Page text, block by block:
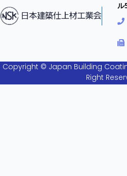
ル
Copyright © Japan Building
Right